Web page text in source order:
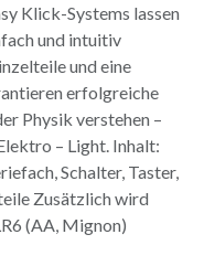
Klick-Systems lassen
und intuitiv
und eine
erfolgreiche
Physik verstehen –
– Light. Inhalt:
Schalter, Taster,
Zusätzlich wird
(AA, Mignon)